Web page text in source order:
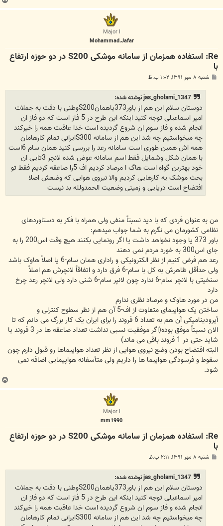
ا
Major I
Mohammad.Jafar
Re: استفاده همزمان از سامانه موشکی S200 در دو حوزه ارتفاع
با
پ شنبه ۸ مهر ۱۳۹۱, ۱:۰۲ ب.ظ
jas_gholami_1347 نوشته شده:
دوستان سلام این هم از باور373یاهمانS200وطنی با دقت به جملات
امیر اسماعیلی توجه کنید اینکه این طرح در 5 فاز است که دو فاز ان
انجام شده و فاز سوم ان شروع گردیده است خدا عاقبت همه را خیرکند
چه میخواستیم چه شد این هم از سامانه S300ایرانی تمام کارهامان
همه اش همین طوری است سامانه رعد را بررسی کنید همان سام 6است
با همان شکل وشمایل فقط اسم سامانه عوض شده لانچر 3تایی ان
خود بهترین گواه است هاگ ا مرصاد کردیم اف 5را صاعقه کردیم فقط تو
بحث موشک یه کارهایی کردیم والا نیروی هوایی که وضعش اصلا
افتضاح است دریایی و زمینی وضعیت الحمدولله بد نیست
من به عنوان فردی که با دید نسبتاً منفی ولی همراه با فکر به دستاوردهای
نظامی کشورمان می نگرم به شما جواب میدهم:
باور 373 یا وجود نخواهد داشت یا اگر رونمایی بکنند هیچ وقت اس200 را به
جای اس300 به خورد مردم نمی دهند
رعد هم فرض کنیم از نظر الکترونیکی و راداری همان سام-6 یا اصلاً هاوک باشد
ولی حدأقل ظاهرش به کل با سام-6 فرق دارد و اتفاقاً لانچرش هم اصلاً
سنخیتی با لانچر سام-6 ندارد چون لانپر سام-6 شنی دارد ولی لانچر رعد چرخ
دارد
من در مورد هاوک و مرصاد نظری ندارم
ساختن یک هواپیمای متفاوت از اف-5 آن هم از نظر سطوح کنترلی و
آیرودینامیکی آن هم به تعداد 6 فروند را برای ایران یک کار بزرگ می دانم که تا
الان نسبتاً موفق بوده(اگر موفقیت نسبی نداشت تعداد صاعقه ها در 3 فروند یا
شاید حتی در 1 فروند باقی می ماند)
البته افتضاح بودن وضع نیروی هوایی از نظر تعداد هواپیماها رو قبول دارم چون
سقوط و فرسودگی هواپیما ها را داریم ولی متأسفانه هواپیمایی اضافه نمی
شود.
ب
ا
Major I
mm1990
Re: استفاده همزمان از سامانه موشکی S200 در دو حوزه ارتفاع
با
پ شنبه ۸ مهر ۱۳۹۱, ۲:۱۱ ب.ظ
jas_gholami_1347 نوشته شده:
دوستان سلام این هم از باور373یاهمانS200وطنی با دقت به جملات
امیر اسماعیلی توجه کنید اینکه این طرح در 5 فاز است که دو فاز ان
انجام شده و فاز سوم ان شروع گردیده است خدا عاقبت همه را خیرکند
چه میخواستیم چه شد این هم از سامانه S300ایرانی تمام کارهامان